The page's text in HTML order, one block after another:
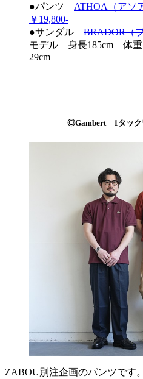
●パンツ ATHOA（ア
￥19,800-
●サンダル BRADOR（
モデル 身長185cm 体
29cm
◎Gambert 1タック
ZABOU別注企画のパンツです。